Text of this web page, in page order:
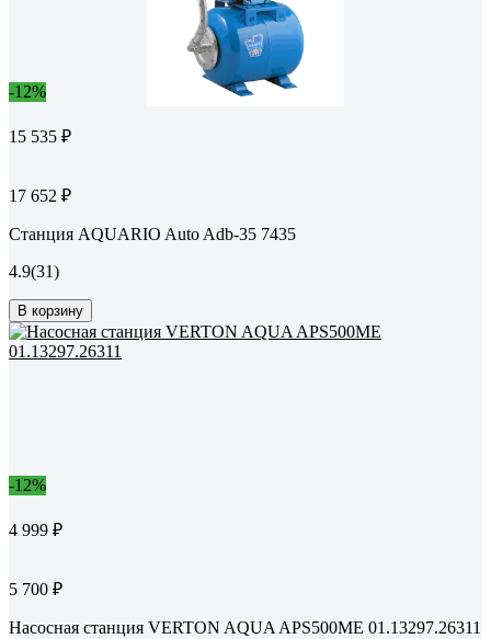
-12%
15 535 ₽
17 652 ₽
Станция AQUARIO Auto Adb-35 7435
4.9(31)
В корзину
-12%
4 999 ₽
5 700 ₽
Насосная станция VERTON AQUA APS500ME 01.13297.26311